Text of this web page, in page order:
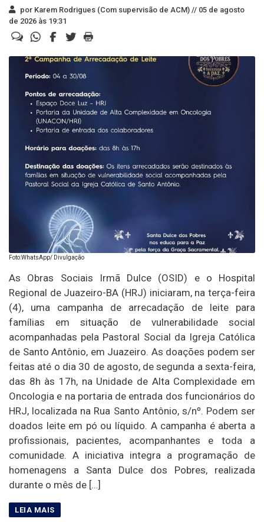
por Karem Rodrigues (Com supervisão de ACM) // 05 de agosto
de 2026 às 19:31
Foto:WhatsApp/ Divulgação
As Obras Sociais Irmã Dulce (OSID) e o Hospital
Regional de Juazeiro-BA (HRJ) iniciaram, na terça-feira
(4), uma campanha de arrecadação de leite para
famílias em situação de vulnerabilidade social
acompanhadas pela Pastoral Social da Igreja Católica
de Santo Antônio, em Juazeiro. As doações podem ser
feitas até o dia 30 de agosto, de segunda a sexta-feira,
das 8h às 17h, na Unidade de Alta Complexidade em
Oncologia e na portaria de entrada dos funcionários do
HRJ, localizada na Rua Santo Antônio, s/nº. Podem ser
doados leite em pó ou líquido. A campanha é aberta a
profissionais, pacientes, acompanhantes e toda a
comunidade. A iniciativa integra a programação de
homenagens a Santa Dulce dos Pobres, realizada
durante o mês de […]